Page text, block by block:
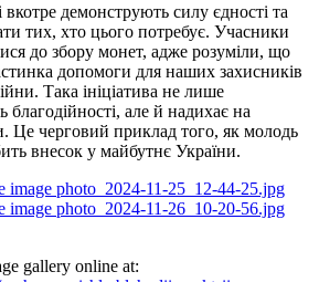
вкотре демонструють силу єдності та
тих, хто цього потребує. Учасники
до збору монет, адже розуміли, що
допомоги для наших захисників
Така ініціатива не лише
благодійності, але й надихає на
Це черговий приклад того, як молодь
внесок у майбутнє України.
gallery online at: